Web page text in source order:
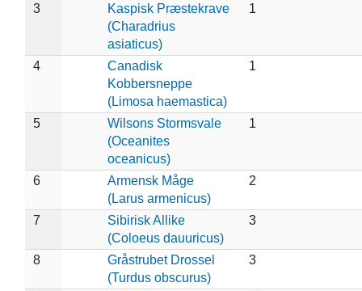
3
Kaspisk Præstekrave
(Charadrius
asiaticus)
1
4
Canadisk
Kobbersneppe
(Limosa haemastica)
1
5
Wilsons Stormsvale
(Oceanites
oceanicus)
1
6
Armensk Måge
(Larus armenicus)
2
7
Sibirisk Allike
(Coloeus dauuricus)
3
8
Gråstrubet Drossel
(Turdus obscurus)
3